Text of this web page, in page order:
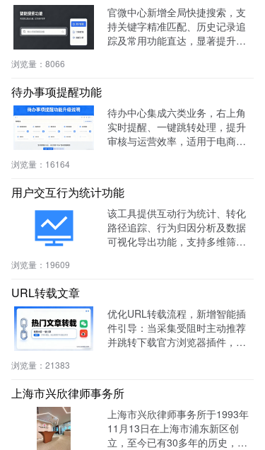
官微中心新增全局快捷搜索，支
持关键字精准匹配、历史记录追
踪及常用功能直达，显著提升后
浏览量： 8066
待办事项提醒功能
待办中心集成六类业务，右上角
实时提醒、一键跳转处理，提升
审核与运营效率，适用于电商、
浏览量： 16164
用户交互行为统计功能
该工具提供互动行为统计、转化
路径追踪、行为归因分析及数据
可视化导出功能，支持多维筛选
浏览量： 19609
URL转载文章
优化URL转载流程，新增智能插
件引导：当采集受阻时主动推荐
并跳转下载官方浏览器插件，有
浏览量： 21383
上海市兴欣律师事务所
上海市兴欣律师事务所于1993年
11月13日在上海市浦东新区创
立，至今已有30多年的历史，致